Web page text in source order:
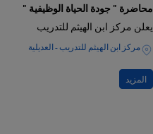
محاضرة " جودة الحياة الوظيفية "
يعلن مركز ابن الهيثم للتدريب
مركز ابن الهيثم للتدريب - العديلية
المزيد